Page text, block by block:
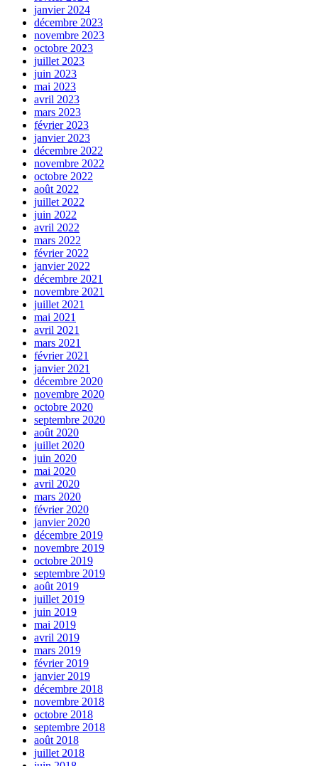
janvier 2024
décembre 2023
novembre 2023
octobre 2023
juillet 2023
juin 2023
mai 2023
avril 2023
mars 2023
février 2023
janvier 2023
décembre 2022
novembre 2022
octobre 2022
août 2022
juillet 2022
juin 2022
avril 2022
mars 2022
février 2022
janvier 2022
décembre 2021
novembre 2021
juillet 2021
mai 2021
avril 2021
mars 2021
février 2021
janvier 2021
décembre 2020
novembre 2020
octobre 2020
septembre 2020
août 2020
juillet 2020
juin 2020
mai 2020
avril 2020
mars 2020
février 2020
janvier 2020
décembre 2019
novembre 2019
octobre 2019
septembre 2019
août 2019
juillet 2019
juin 2019
mai 2019
avril 2019
mars 2019
février 2019
janvier 2019
décembre 2018
novembre 2018
octobre 2018
septembre 2018
août 2018
juillet 2018